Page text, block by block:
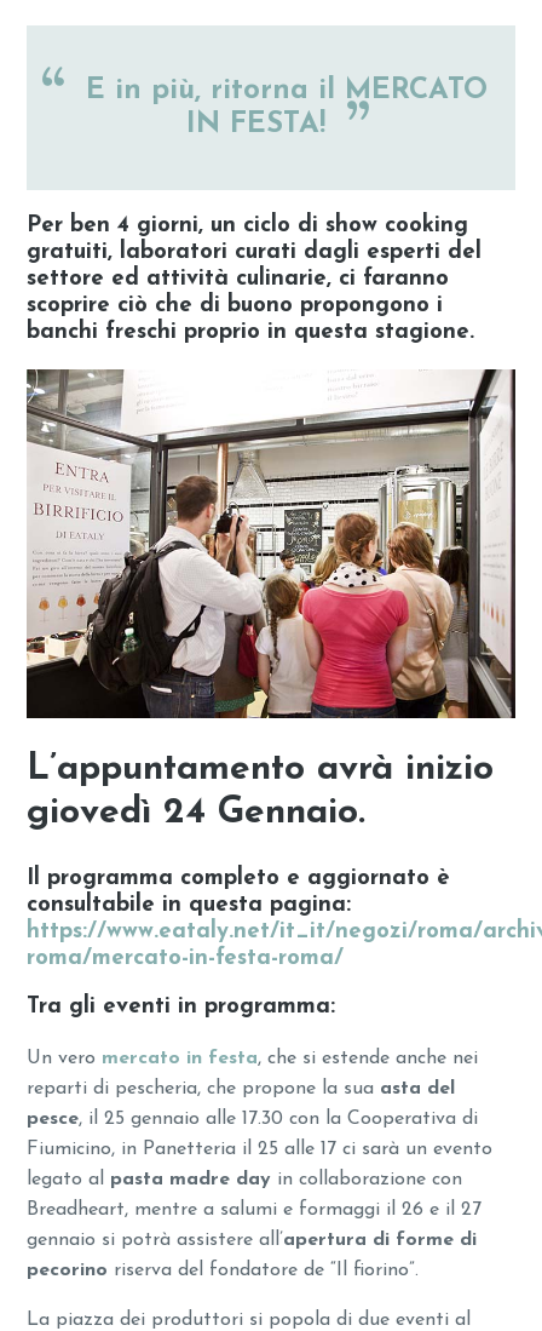
E in più, ritorna il MERCATO
IN FESTA!
Per ben 4 giorni, un ciclo di show cooking
gratuiti, laboratori curati dagli esperti del
settore ed attività culinarie, ci faranno
scoprire ciò che di buono propongono i
banchi freschi proprio in questa stagione.
L’appuntamento avrà inizio
giovedì 24 Gennaio.
Il programma completo e aggiornato è
consultabile in questa pagina:
https://www.eataly.net/it_it/negozi/roma/
roma/mercato-in-festa-roma/
Tra gli eventi in programma:
Un vero mercato in festa, che si estende anche nei
reparti di pescheria, che propone la sua asta del
pesce, il 25 gennaio alle 17.30 con la Cooperativa di
Fiumicino, in Panetteria il 25 alle 17 ci sarà un evento
legato al pasta madre day in collaborazione con
Breadheart, mentre a salumi e formaggi il 26 e il 27
gennaio si potrà assistere all’apertura di forme di
pecorino riserva del fondatore de “Il fiorino”.
La piazza dei produttori si popola di due eventi al